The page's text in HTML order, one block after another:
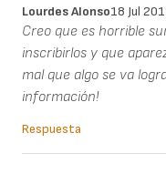
Lourdes Alonso18 Jul
Creo que es horrible
inscribirlos y que
mal que algo se va
información!
Respuesta